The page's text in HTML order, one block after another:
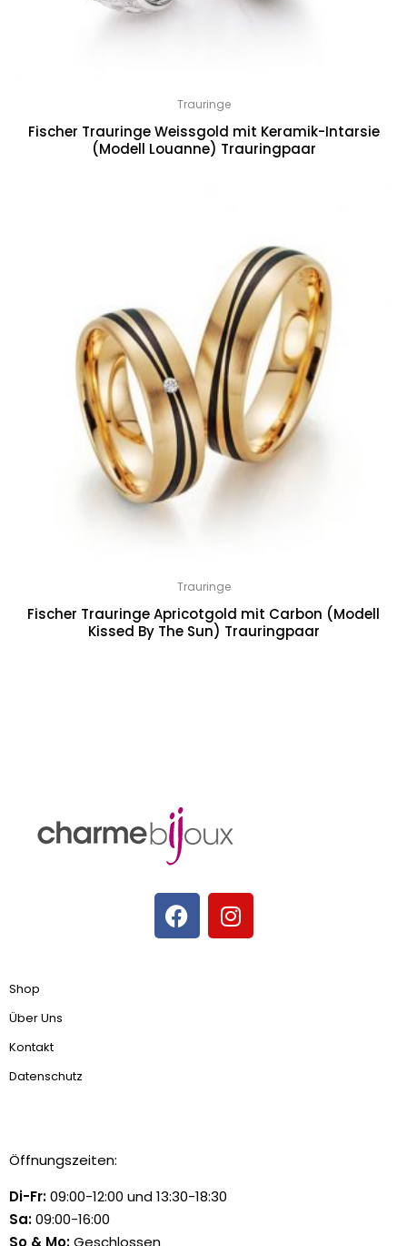
Trauringe
Fischer Trauringe Weissgold mit Keramik-Intarsie
(Modell Louanne) Trauringpaar
Trauringe
Fischer Trauringe Apricotgold mit Carbon (Modell
Kissed By The Sun) Trauringpaar
Shop
Über Uns
Kontakt
Datenschutz
Öffnungszeiten:
Di-Fr:09:00-12:00 und 13:30-18:30
Sa:09:00-16:00
So & Mo:Geschlossen